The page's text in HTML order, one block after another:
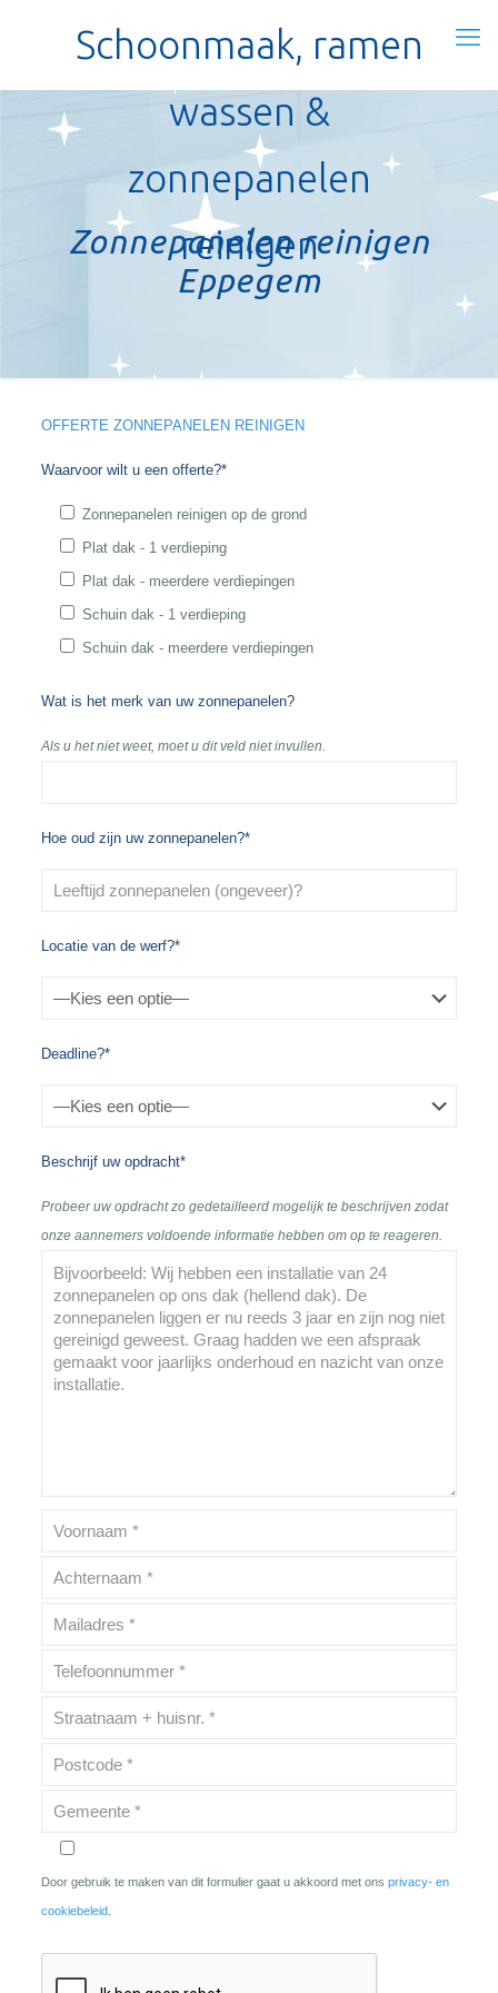
Schoonmaak, ramen
wassen &
zonnepanelen
reinigen
Zonnepanelen reinigen
Eppegem
OFFERTE ZONNEPANELEN REINIGEN
Waarvoor wilt u een offerte?*
Zonnepanelen reinigen op de grond
Plat dak - 1 verdieping
Plat dak - meerdere verdiepingen
Schuin dak - 1 verdieping
Schuin dak - meerdere verdiepingen
Wat is het merk van uw zonnepanelen?
Als u het niet weet, moet u dit veld niet invullen.
Hoe oud zijn uw zonnepanelen?*
Locatie van de werf?*
Deadline?*
Beschrijf uw opdracht*
Probeer uw opdracht zo gedetailleerd mogelijk te beschrijven zodat
onze aannemers voldoende informatie hebben om op te reageren.
Door gebruik te maken van dit formulier gaat u akkoord met ons privacy- en
cookiebeleid.